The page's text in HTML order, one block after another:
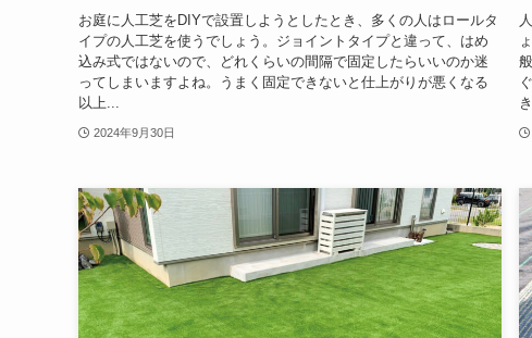
お庭に人工芝をDIYで設置しようとしたとき、多くの人はロールタ
イプの人工芝を使うでしょう。ジョイントタイプと違って、はめ
込み式ではないので、どれくらいの間隔で固定したらいいのか迷
ってしまいますよね。うまく固定できないと仕上がりが悪くなる
以上...
2024年9月30日